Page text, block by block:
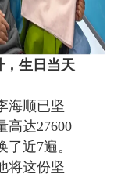
，生日当天
海顺已坚
高达27600
近7遍。
将这份坚